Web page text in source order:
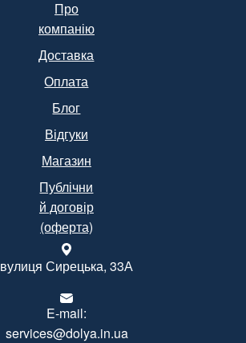
Про
компанію
Доставка
Оплата
Блог
Відгуки
Магазин
Публічни
й договір
(оферта)
вулиця Сирецька, 33А
E-mail:
services@dolya.in.ua